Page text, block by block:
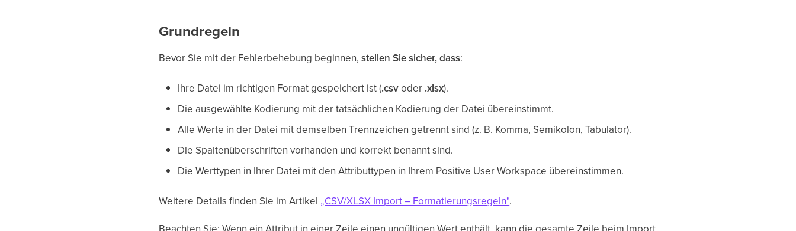
Grundregeln
Bevor Sie mit der Fehlerbehebung beginnen,stellen Sie sicher, dass:
Ihre Datei im richtigen Format gespeichert ist (.csvoder .xlsx).
Die ausgewählte Kodierung mit der tatsächlichen Kodierung der Datei übereinstimmt.
Alle Werte in der Datei mit demselben Trennzeichen getrennt sind (z. B. Komma, Semikolon, Tabulator).
Die Spaltenüberschriften vorhanden und korrekt benannt sind.
Die Werttypen in Ihrer Datei mit den Attributtypen in Ihrem Positive User Workspace übereinstimmen.
Weitere Details finden Sie im Artikel „CSV/XLSX Import – Formatierungsregeln".